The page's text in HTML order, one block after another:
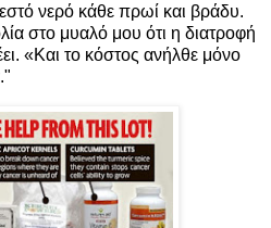
νερό κάθε πρωί και βράδυ.
στο μυαλό μου ότι η διατροφή
«Και το κόστος ανήλθε μόνο